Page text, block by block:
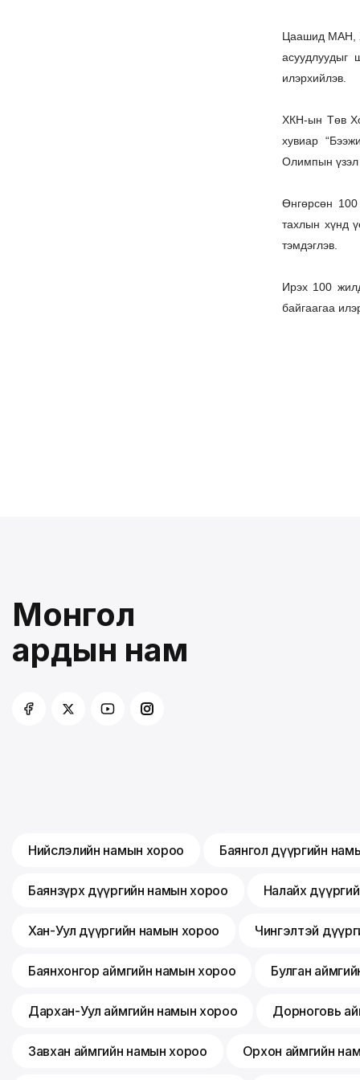
Цаашид МАН,
асуудлуудыг
илэрхийлэв.
ХКН-ын Төв
хувиар
Олимпын үзэл
Өнгөрсөн
тахлын хүнд
тэмдэглэв.
Ирэх 100
байгаагаа
Монгол
ардын нам
Нийслэлийн намын хороо Баянгол дүүргийн
Баянзүрх дүүргийн намын хороо Налайх
Хан-Уул дүүргийн намын хороо Чингэлтэй
Баянхонгор аймгийн намын хороо Булган
Дархан-Уул аймгийн намын хороо Дорноговь
Завхан аймгийн намын хороо Орхон аймгийн